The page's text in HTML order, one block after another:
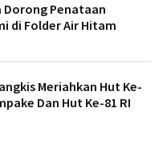
Dorong Penataan
di Folder Air Hitam
Meriahkan Hut Ke-
Dan Hut Ke-81 RI